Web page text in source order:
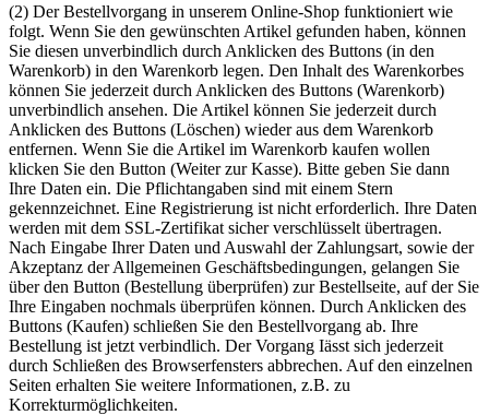
(2) Der Bestellvorgang in unserem Online-Shop funktioniert wie
folgt. Wenn Sie den gewünschten Artikel gefunden haben, können
Sie diesen unverbindlich durch Anklicken des Buttons (in den
Warenkorb) in den Warenkorb legen. Den Inhalt des Warenkorbes
können Sie jederzeit durch Anklicken des Buttons (Warenkorb)
unverbindlich ansehen. Die Artikel können Sie jederzeit durch
Anklicken des Buttons (Löschen) wieder aus dem Warenkorb
entfernen. Wenn Sie die Artikel im Warenkorb kaufen wollen
klicken Sie den Button (Weiter zur Kasse). Bitte geben Sie dann
Ihre Daten ein. Die Pflichtangaben sind mit einem Stern
gekennzeichnet. Eine Registrierung ist nicht erforderlich. Ihre Daten
werden mit dem SSL-Zertifikat sicher verschlüsselt übertragen.
Nach Eingabe Ihrer Daten und Auswahl der Zahlungsart, sowie der
Akzeptanz der Allgemeinen Geschäftsbedingungen, gelangen Sie
über den Button (Bestellung überprüfen) zur Bestellseite, auf der Sie
Ihre Eingaben nochmals überprüfen können. Durch Anklicken des
Buttons (Kaufen) schließen Sie den Bestellvorgang ab. Ihre
Bestellung ist jetzt verbindlich. Der Vorgang Iässt sich jederzeit
durch Schließen des Browserfensters abbrechen. Auf den einzelnen
Seiten erhalten Sie weitere Informationen, z.B. zu
Korrekturmöglichkeiten.